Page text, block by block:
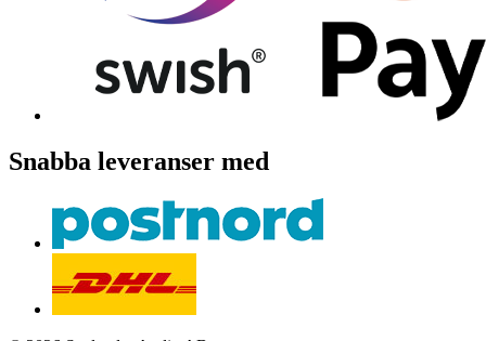
Snabba leveranser med